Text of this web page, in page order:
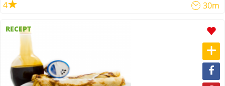
4 30m
RECEPT